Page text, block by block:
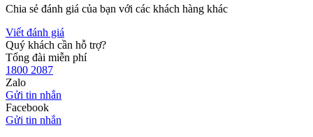
Chia sẻ đánh giá của bạn với các khách hàng khác
Viết đánh giá
Quý khách cần hỗ trợ?
Tổng đài miễn phí
1800 2087
Zalo
Gửi tin nhắn
Facebook
Gửi tin nhắn